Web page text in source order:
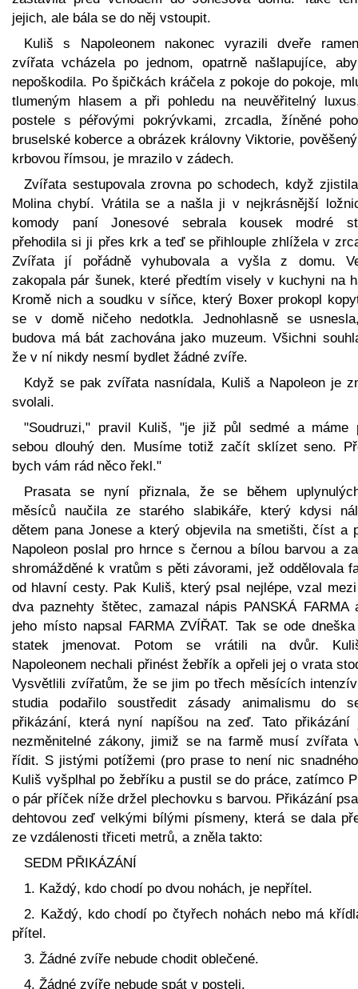
jejich, ale bála se do něj vstoupit.
Kuliš s Napoleonem nakonec vyrazili dveře
zvířata vcházela po jednom, opatrně našlapujíce,
nepoškodila. Po špičkách kráčela z pokoje do pokoje,
tlumeným hlasem a při pohledu na neuvěřitelný
postele s péřovými pokrývkami, zrcadla, žíněné
bruselské koberce a obrázek královny Viktorie,
krbovou římsou, je mrazilo v zádech.
Zvířata sestupovala zrovna po schodech, když
Molina chybí. Vrátila se a našla ji v nejkrásnější
komody paní Jonesové sebrala kousek modré
přehodila si ji přes krk a teď se přihlouple zhlížela v
Zvířata jí pořádně vyhubovala a vyšla z domu.
zakopala pár šunek, které předtím visely v kuchyni na
Kromě nich a soudku v síňce, který Boxer prokopl
se v domě ničeho nedotkla. Jednohlasně se
budova má bát zachována jako muzeum. Všichni
že v ní nikdy nesmí bydlet žádné zvíře.
Když se pak zvířata nasnídala, Kuliš a Napoleon je
svolali.
"Soudruzi," pravil Kuliš, "je již půl sedmé a máme
sebou dlouhý den. Musíme totiž začít sklízet seno.
bych vám rád něco řekl."
Prasata se nyní přiznala, že se během
měsíců naučila ze starého slabikáře, který kdysi
dětem pana Jonese a který objevila na smetišti, číst a
Napoleon poslal pro hrnce s černou a bílou barvou a
shromážděné k vratům s pěti závorami, jež oddělovala
od hlavní cesty. Pak Kuliš, který psal nejlépe, vzal
dva paznehty štětec, zamazal nápis PANSKÁ FARMA
jeho místo napsal FARMA ZVÍŘAT. Tak se ode
statek jmenovat. Potom se vrátili na dvůr.
Napoleonem nechali přinést žebřík a opřeli jej o vrata
Vysvětlili zvířatům, že se jim po třech měsících
studia podařilo soustředit zásady animalismu do
přikázání, která nyní napíšou na zeď. Tato přikázání
nezměnitelné zákony, jimiž se na farmě musí zvířata
řídit. S jistými potížemi (pro prase to není nic
Kuliš vyšplhal po žebříku a pustil se do práce, zatímco
o pár příček níže držel plechovku s barvou. Přikázání
dehtovou zeď velkými bílými písmeny, která se dala
ze vzdálenosti třiceti metrů, a zněla takto:
SEDM PŘIKÁZÁNÍ
1. Každý, kdo chodí po dvou nohách, je nepřítel.
2. Každý, kdo chodí po čtyřech nohách nebo má
přítel.
3. Žádné zvíře nebude chodit oblečené.
4. Žádné zvíře nebude spát v posteli.